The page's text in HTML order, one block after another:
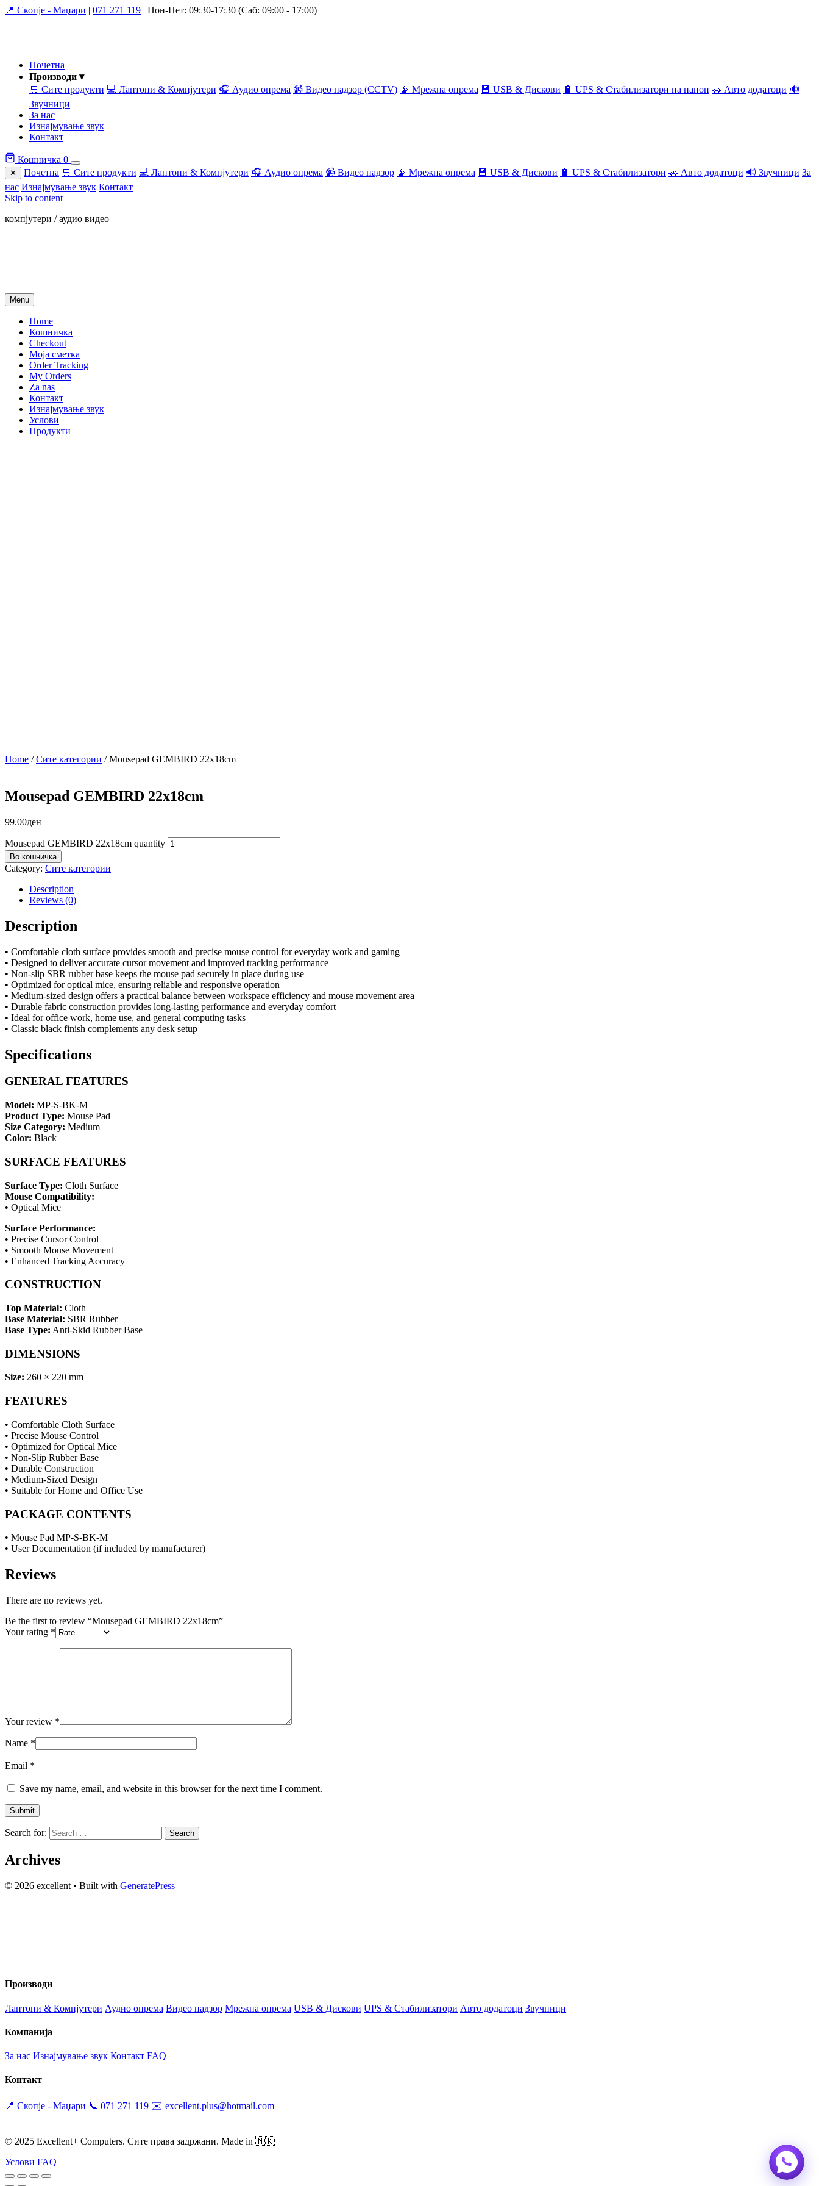
📍 Скопје - Маџари | 071 271 119 | Пон-Пет: 09:30-17:30 (Саб: 09:00 - 17:00)
Почетна
Производи ▾
🛒 Сите продукти 💻 Лаптопи & Компјутери 🎧 Аудио опрема 📹 Видео надзор (CCTV) 📡 Мрежна опрема 💾 USB & Дискови 🔋 UPS & Стабилизатори на напон 🚗 Авто додатоци 🔊
Звучници
За нас
Изнајмување звук
Контакт
Кошничка 0
✕ Почетна 🛒 Сите продукти 💻 Лаптопи & Компјутери 🎧 Аудио опрема 📹 Видео надзор 📡 Мрежна опрема 💾 USB & Дискови 🔋 UPS & Стабилизатори 🚗 Авто додатоци 🔊 Звучници За
нас Изнајмување звук Контакт
Skip to content
компјутери / аудио видео
Menu
Home
Кошничка
Checkout
Моја сметка
Order Tracking
My Orders
Za nas
Контакт
Изнајмување звук
Услови
Продукти
Home /Сите категории / Mousepad GEMBIRD 22x18cm
Mousepad GEMBIRD 22x18cm
99.00ден
Mousepad GEMBIRD 22x18cm quantity
Во кошничка
Category: Сите категории
Description
Reviews (0)
Description
• Comfortable cloth surface provides smooth and precise mouse control for everyday work and gaming
• Designed to deliver accurate cursor movement and improved tracking performance
• Non-slip SBR rubber base keeps the mouse pad securely in place during use
• Optimized for optical mice, ensuring reliable and responsive operation
• Medium-sized design offers a practical balance between workspace efficiency and mouse movement area
• Durable fabric construction provides long-lasting performance and everyday comfort
• Ideal for office work, home use, and general computing tasks
• Classic black finish complements any desk setup
Specifications
GENERAL FEATURES
Model: MP-S-BK-M
Product Type: Mouse Pad
Size Category: Medium
Color: Black
SURFACE FEATURES
Surface Type: Cloth Surface
Mouse Compatibility:
• Optical Mice
Surface Performance:
• Precise Cursor Control
• Smooth Mouse Movement
• Enhanced Tracking Accuracy
CONSTRUCTION
Top Material: Cloth
Base Material: SBR Rubber
Base Type: Anti-Skid Rubber Base
DIMENSIONS
Size: 260 × 220 mm
FEATURES
• Comfortable Cloth Surface
• Precise Mouse Control
• Optimized for Optical Mice
• Non-Slip Rubber Base
• Durable Construction
• Medium-Sized Design
• Suitable for Home and Office Use
PACKAGE CONTENTS
• Mouse Pad MP-S-BK-M
• User Documentation (if included by manufacturer)
Reviews
There are no reviews yet.
Be the first to review “Mousepad GEMBIRD 22x18cm”
Your rating *
Your review *
Name *
Email *
Save my name, email, and website in this browser for the next time I comment.
Search for:
Archives
© 2026 excellent • Built with GeneratePress
Производи
Лаптопи & Компјутери Аудио опрема Видео надзор Мрежна опрема USB & Дискови UPS & Стабилизатори Авто додатоци Звучници
Компанија
За нас Изнајмување звук Контакт FAQ
Контакт
📍 Скопје - Маџари 📞 071 271 119 ✉️ excellent.plus@hotmail.com
© 2025 Excellent+ Computers. Сите права задржани. Made in 🇲🇰
Услови FAQ